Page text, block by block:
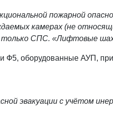
пожарной
камерах (не
только СПС. «Лифтовые
оборудованные АУП,
эвакуации с учётом